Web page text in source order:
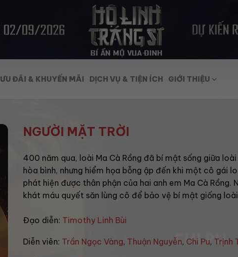
ƯU ĐÃI & KHUYẾN MÃI DỊCH VỤ & TIỆN ÍCH GIỚI THIỆU
NGƯỜI MẶT TRỜI
400 năm qua, loài Ma Cà Rồng đã bí mật sống giữa
hòa bình, nhưng hiểm họa bỗng ập đến khi một cô gái
phát hiện được thân phận của hai anh em Ma Cà Rồng.
khát máu quyết săn lùng cô để bảo vệ bí mật giống
Đạo diễn: Timothy Linh Bùi
Diễn viên: Trần Ngọc Vàng, Thuận Nguyễn, Chi Pu, Trịnh